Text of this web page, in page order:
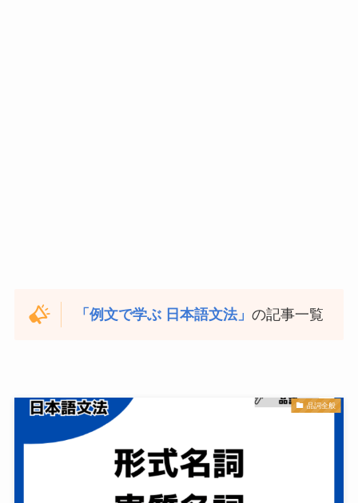
「例文で学ぶ 日本語文法」の記事一覧
品詞全般